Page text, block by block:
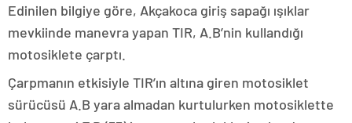
Edinilen bilgiye göre, Akçakoca giriş sapağı ışıklar
mevkiinde manevra yapan TIR, A.B’nin kullandığı
motosiklete çarptı.
Çarpmanın etkisiyle TIR’ın altına giren motosiklet
sürücüsü A.B yara almadan kurtulurken motosiklette